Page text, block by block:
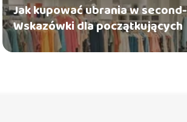
Jak kupować ubrania w
Wskazówki dla początkujących